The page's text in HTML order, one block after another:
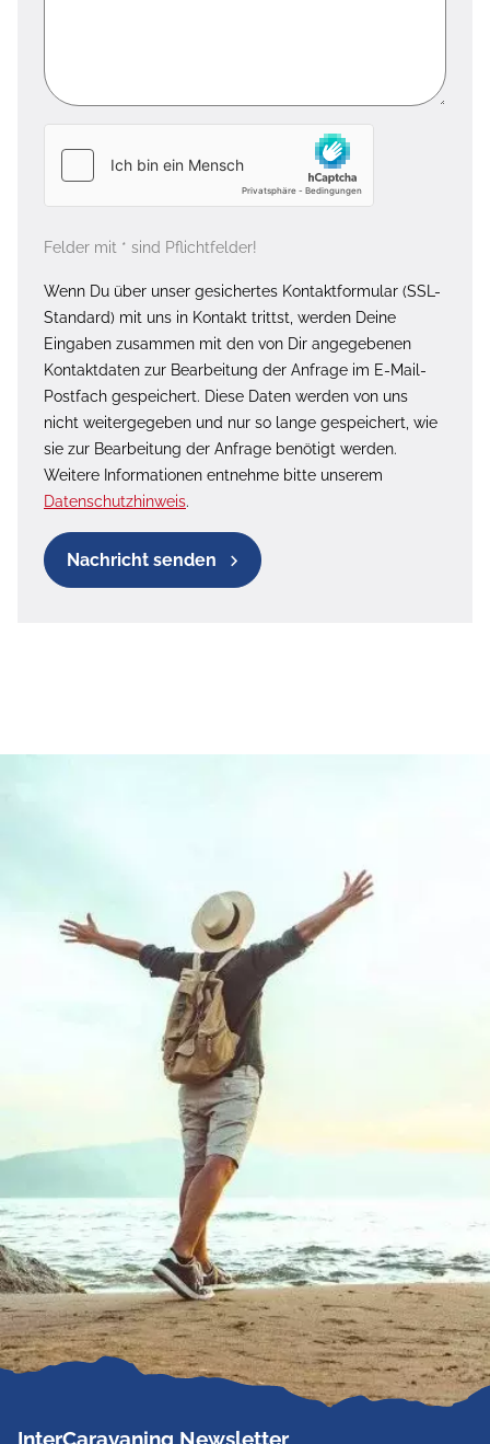
Felder mit * sind Pflichtfelder!
Wenn Du über unser gesichertes Kontaktformular (SSL-
Standard) mit uns in Kontakt trittst, werden Deine
Eingaben zusammen mit den von Dir angegebenen
Kontaktdaten zur Bearbeitung der Anfrage im E-Mail-
Postfach gespeichert. Diese Daten werden von uns
nicht weitergegeben und nur so lange gespeichert, wie
sie zur Bearbeitung der Anfrage benötigt werden.
Weitere Informationen entnehme bitte unserem
Datenschutzhinweis.
Nachricht senden
InterCaravaning Newsletter